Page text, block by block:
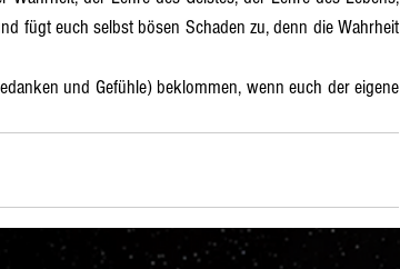
fügt euch selbst bösen Schaden zu, denn die Wahrheit